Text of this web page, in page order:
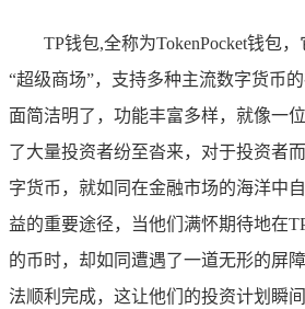
TP钱包,全称为TokenPocket钱包
“超级商场”，支持多种主流数字货币
面简洁明了，功能丰富多样，就像一
了大量投资者纷至沓来，对于投资者
字货币，就如同在金融市场的海洋中
益的重要途径，当他们满怀期待地在
的币时，却如同遭遇了一道无形的屏
法顺利完成，这让他们的投资计划瞬间